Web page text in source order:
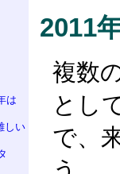
は
しい
2011
複数
とし
で、